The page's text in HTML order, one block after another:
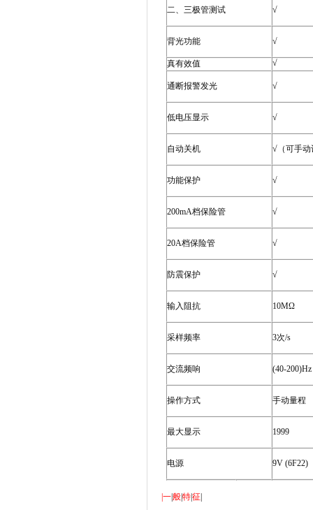
二、三极管测试 √
背光功能 √
真有效值 √
通断报警发光 √
低电压显示 √
自动关机 √（可手动
功能保护 √
200mA档保险管 √
20A档保险管 √
防震保护 √
输入阻抗 10MΩ
采样频率 3次/s
交流频响 (40-200)Hz
操作方式 手动量程
最大显示 1999
电源 9V (6F22)
一般特征